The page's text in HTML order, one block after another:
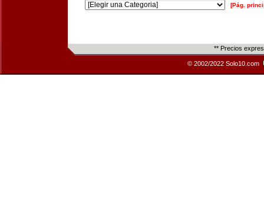
[Pág.
** Precios
© 2002/2022 Solo10.com